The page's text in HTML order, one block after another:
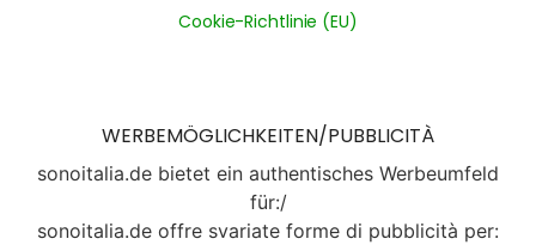
Cookie-Richtlinie (EU)
WERBEMÖGLICHKEITEN/PUBBLICITÀ
sonoitalia.de bietet ein authentisches Werbeumfeld
für:/
sonoitalia.de offre svariate forme di pubblicità per: